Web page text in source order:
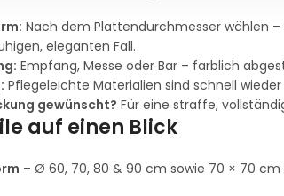
Nach dem Plattendurchmesser wählen –
eleganten Fall.
Empfang, Messe oder Bar – farblich
Pflegeleichte Materialien sind schnell
gewünscht? Für eine straffe,
auf einen Blick
– Ø 60, 70, 80 & 90 cm sowie 70 × 70 cm